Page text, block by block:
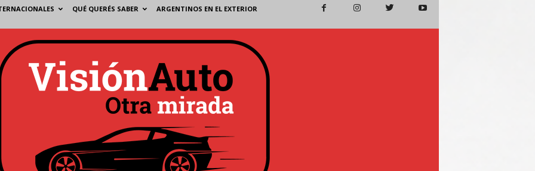
QUÉ QUERÉS SABER ARGENTINOS EN EL EXTERIOR